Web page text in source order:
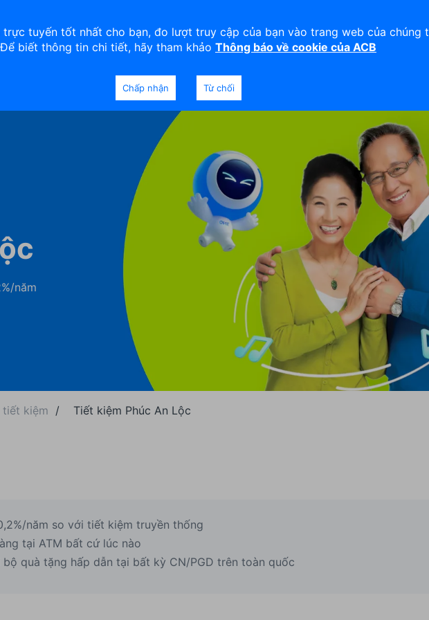
năm
tiết kiệm / Tiết kiệm Phúc An Lộc
năm so với tiết kiệm truyền thống
tại ATM bất cứ lúc nào
quà tặng hấp dẫn tại bất kỳ CN/PGD trên toàn quốc
tuyến tốt nhất cho bạn, đo lượt truy cập của bạn vào trang web của
biết thông tin chi tiết, hãy tham khảo Thông báo về cookie của ACB
Chấp nhận Từ chối